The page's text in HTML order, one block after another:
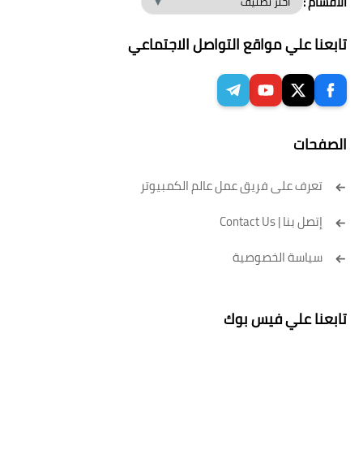
تابعنا علي مواقع التواصل الاجتماعي
الصفحات
تعرف على فريق عمل عالم الكمبيوتر
إتصل بنا | Contact Us
سياسة الخصوصية
تابعنا علي فيس بوك